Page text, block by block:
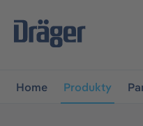
do głównej nawigacji
Home Produkty